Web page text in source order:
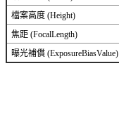
檔案高度 (Height)
焦距 (FocalLength)
曝光補償 (ExposureBiasValue)